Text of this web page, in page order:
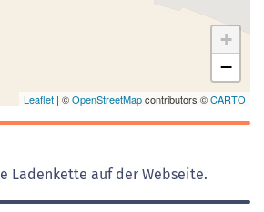
+
−
Leaflet | ©OpenStreetMapcontributors ©CARTO
Ladenkette auf der Webseite.